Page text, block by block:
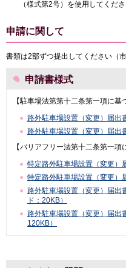
（様式第2号）を使用してくださ
申請に関して
書類は2部ずつ提出してください（
申請書様式
【駐車場法第第十二条第一項に基
路外駐車場設置（変更）届出
路外駐車場設置（変更）届出
【バリアフリー法第十二条第一項
特定路外駐車場設置（変更）
特定路外駐車場設置（変更）
路外駐車場設置（変更）届出
ド：20KB）
路外駐車場設置（変更）届出
120KB）